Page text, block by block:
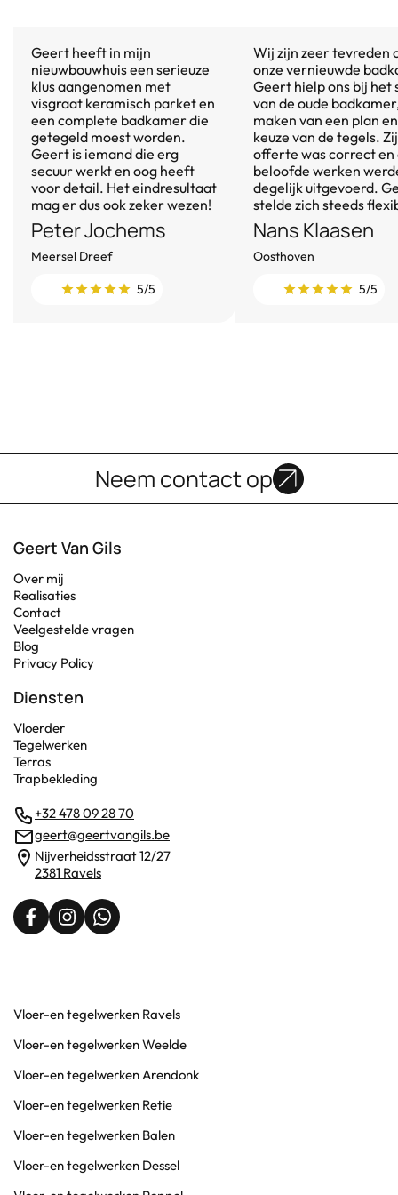
Geert heeft in mijn
nieuwbouwhuis een serieuze
klus aangenomen met
visgraat keramisch parket en
een complete badkamer die
getegeld moest worden.
Geert is iemand die erg
secuur werkt en oog heeft
voor detail. Het eindresultaat
mag er dus ook zeker wezen!
Peter Jochems
Meersel Dreef
5/5
Wij zijn zeer tevreden
onze vernieuwde
Geert hielp ons bij het
van de oude
maken van een plan
keuze van de tegels.
offerte was correct en
beloofde werken
degelijk uitgevoerd.
stelde zich steeds
Nans Klaasen
Oosthoven
5/5
Neem contact op
Geert Van Gils
Over mij
Realisaties
Contact
Veelgestelde vragen
Blog
Privacy Policy
Diensten
Vloerder
Tegelwerken
Terras
Trapbekleding
+32 478 09 28 70
geert@geertvangils.be
Nijverheidsstraat 12/27
2381 Ravels
Vloer-en tegelwerken Ravels
Vloer-en tegelwerken Weelde
Vloer-en tegelwerken Arendonk
Vloer-en tegelwerken Retie
Vloer-en tegelwerken Balen
Vloer-en tegelwerken Dessel